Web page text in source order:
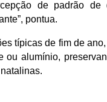
de padrão
pontua.
típicas de fim de
ou alumínio,